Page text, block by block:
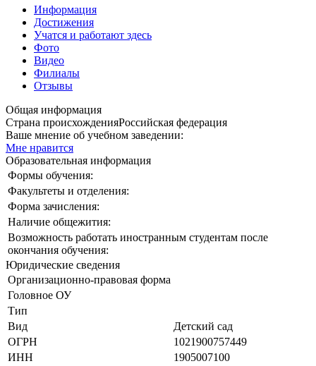
Информация
Достижения
Учатся и работают здесь
Фото
Видео
Филиалы
Отзывы
Общая информация
Страна происхожденияРоссийская федерация
Ваше мнение об учебном заведении:
Мне нравится
Образовательная информация
Формы обучения:
Факультеты и отделения:
Форма зачисления:
Наличие общежития:
Возможность работать иностранным студентам после
окончания обучения:
Юридические сведения
Организационно-правовая форма
Головное ОУ
Тип
Вид
Детский сад
ОГРН
1021900757449
ИНН
1905007100